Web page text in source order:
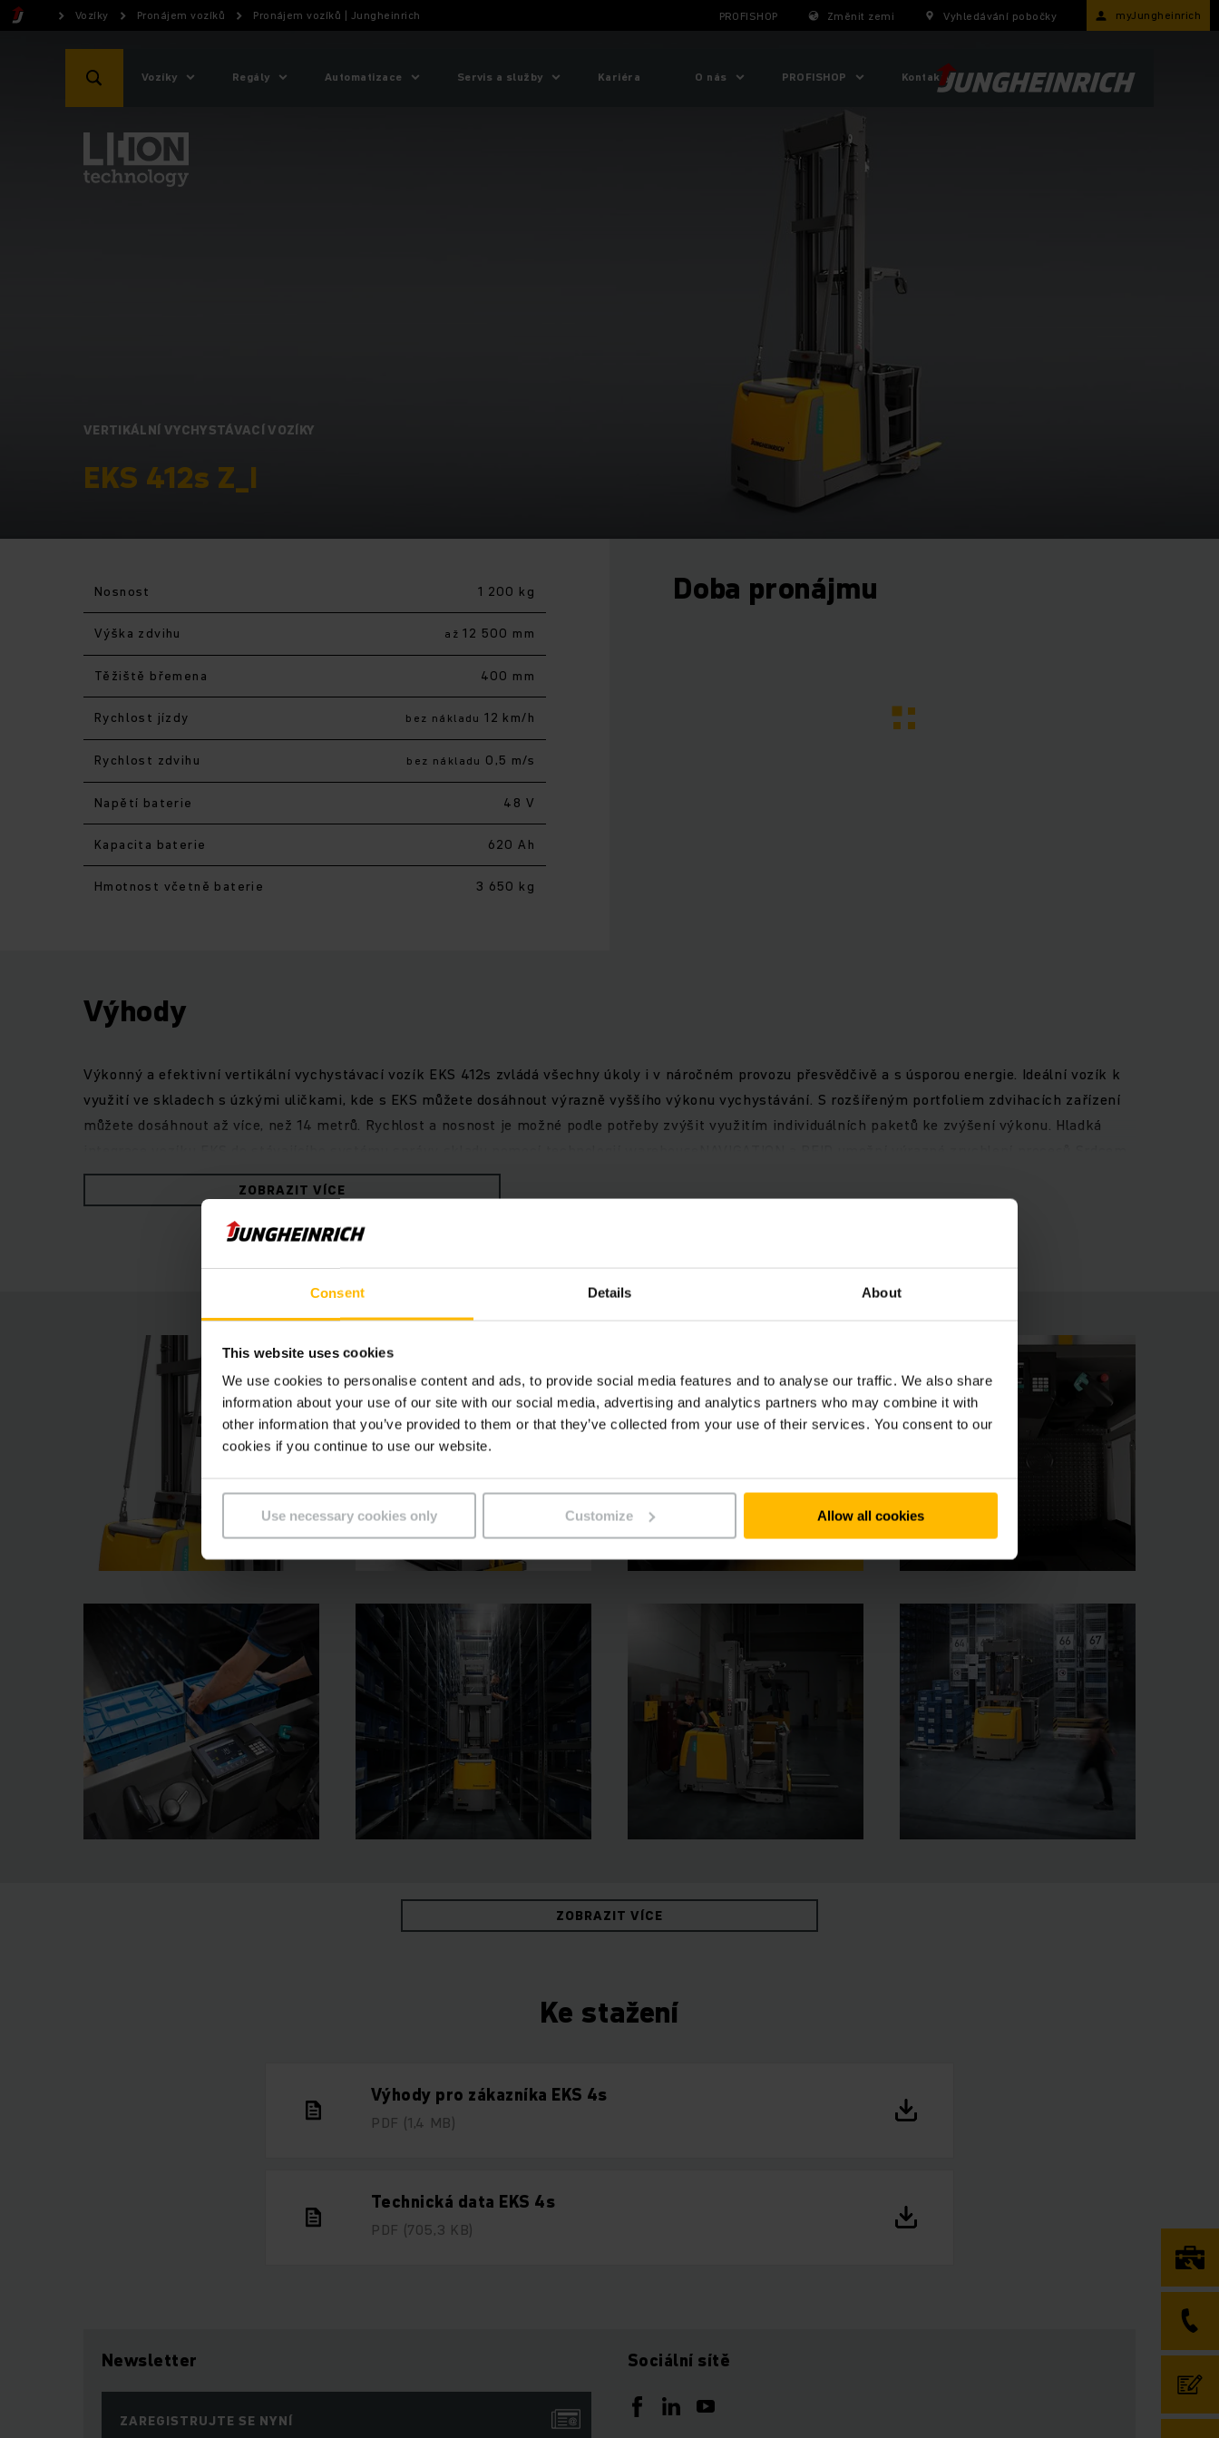
Consent Details About
This website uses cookies
We use cookies to personalise content and ads, to provide social media features and to analyse our traffic. We also share
information about your use of our site with our social media, advertising and analytics partners who may combine it with
other information that you’ve provided to them or that they’ve collected from your use of their services. You consent to our
cookies if you continue to use our website.
Use necessary cookies only Customize Allow all cookies
Vozíky Pronájem vozíků Pronájem vozíků | Jungheinrich PROFISHOP Změnit zemi Vyhledávání pobočky myJungheinrich
Vozíky Regály Automatizace Servis a služby Kariéra O nás PROFISHOP Kontakty
VERTIKÁLNÍ VYCHYSTÁVACÍ VOZÍKY
EKS 412s Z_I
Nosnost 1 200 kg
Výška zdvihu až 12 500 mm
Těžiště břemena 400 mm
Rychlost jízdy bez nákladu 12 km/h
Rychlost zdvihu bez nákladu 0,5 m/s
Napětí baterie 48 V
Kapacita baterie 620 Ah
Hmotnost včetně baterie 3 650 kg
Doba pronájmu
Výhody
Výkonný a efektivní vertikální vychystávací vozík EKS 412s zvládá všechny úkoly i v náročném provozu přesvědčivě a s úsporou energie. Ideální vozík k
využití ve skladech s úzkými uličkami, kde s EKS můžete dosáhnout výrazně vyššího výkonu vychystávání. S rozšířeným portfoliem zdvihacích zařízení
můžete dosáhnout až více, než 14 metrů. Rychlost a nosnost je možné podle potřeby zvýšit využitím individuálních paketů ke zvýšení výkonu. Hladká
nové generace je synchronní reluktanční motor, který maximalizuje účinnost a přitom minimalizuje ztráty energie. S výkonnou lithium iontovou
technologií nebo s olověnými akumulátory a zárukou dvou směn na jedno nabití - 2Shifts1Charge. S naším vozíkem EKS dosáhnete nejvyššího výkonu při
vychystávání díky optimálním využití prostoru a energie.
ZOBRAZIT VÍCE
ZOBRAZIT VÍCE
Ke stažení
Výhody pro zákazníka EKS 4s
PDF (1,4 MB)
Technická data EKS 4s
PDF (705,3 KB)
Newsletter
ZAREGISTRUJTE SE NYNÍ
Sociální sítě